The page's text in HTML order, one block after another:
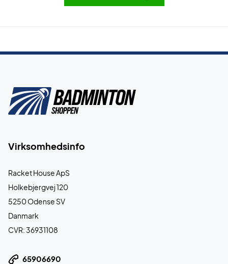
Virksomhedsinfo
Racket House ApS
Holkebjergvej 120
5250 Odense SV
Danmark
CVR: 36931108
65906690